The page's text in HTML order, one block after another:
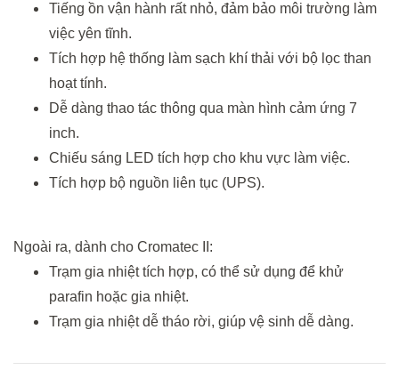
Tiếng ồn vận hành rất nhỏ, đảm bảo môi trường làm
việc yên tĩnh.
Tích hợp hệ thống làm sạch khí thải với bộ lọc than
hoạt tính.
Dễ dàng thao tác thông qua màn hình cảm ứng 7
inch.
Chiếu sáng LED tích hợp cho khu vực làm việc.
Tích hợp bộ nguồn liên tục (UPS).
Ngoài ra, dành cho Cromatec II:
Trạm gia nhiệt tích hợp, có thể sử dụng để khử
parafin hoặc gia nhiệt.
Trạm gia nhiệt dễ tháo rời, giúp vệ sinh dễ dàng.